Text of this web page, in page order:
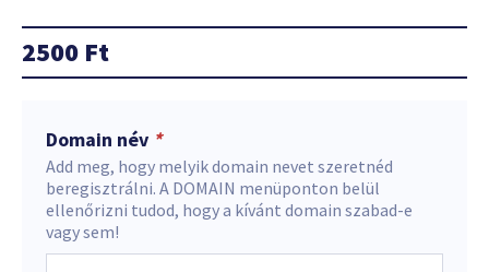
2500 Ft
Domain név *
Add meg, hogy melyik domain nevet szeretnéd
beregisztrálni. A DOMAIN menüponton belül
ellenőrizni tudod, hogy a kívánt domain szabad-e
vagy sem!